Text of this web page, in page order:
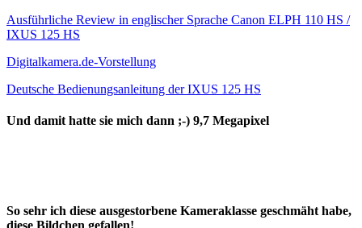
Ausführliche Review in englischer Sprache Canon ELPH 110 HS /
IXUS 125 HS
Digitalkamera.de-Vorstellung
Deutsche Bedienungsanleitung der IXUS 125 HS
Und damit hatte sie mich dann ;-) 9,7 Megapixel
So sehr ich diese ausgestorbene Kameraklasse geschmäht habe,